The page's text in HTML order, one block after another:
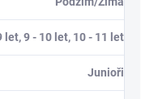
let, 9 - 10 let, 10 - 11 let
Junioři